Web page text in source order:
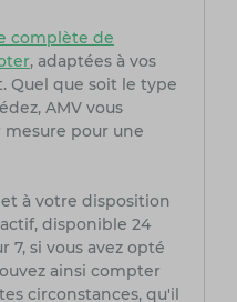
complète de
, adaptées à vos
Quel que soit le type
AMV vous
mesure pour une
à votre disposition
disponible 24
7, si vous avez opté
ainsi compter
circonstances, qu'il